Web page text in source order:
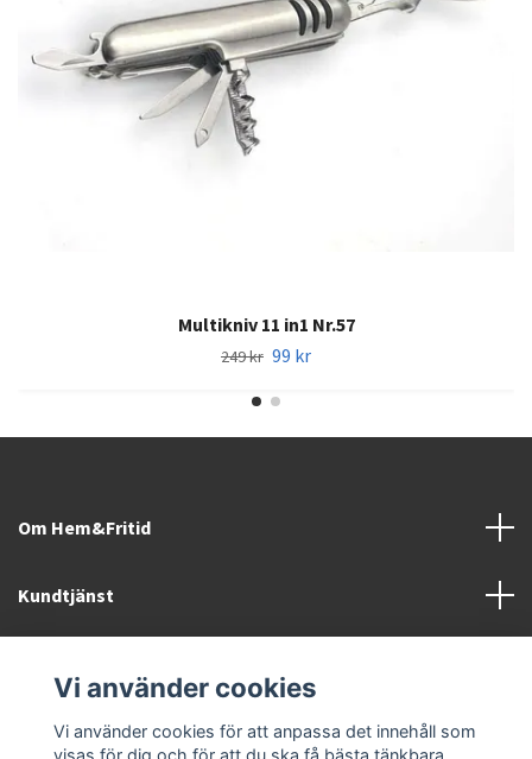
Multikniv 11 in1 Nr.57
249 kr 99 kr
Om Hem&Fritid
Kundtjänst
Sociala medier
Vi använder cookies
Vi använder cookies för att anpassa det innehåll som
visas för dig och för att du ska få bästa tänkbara